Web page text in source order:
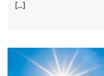
[…]